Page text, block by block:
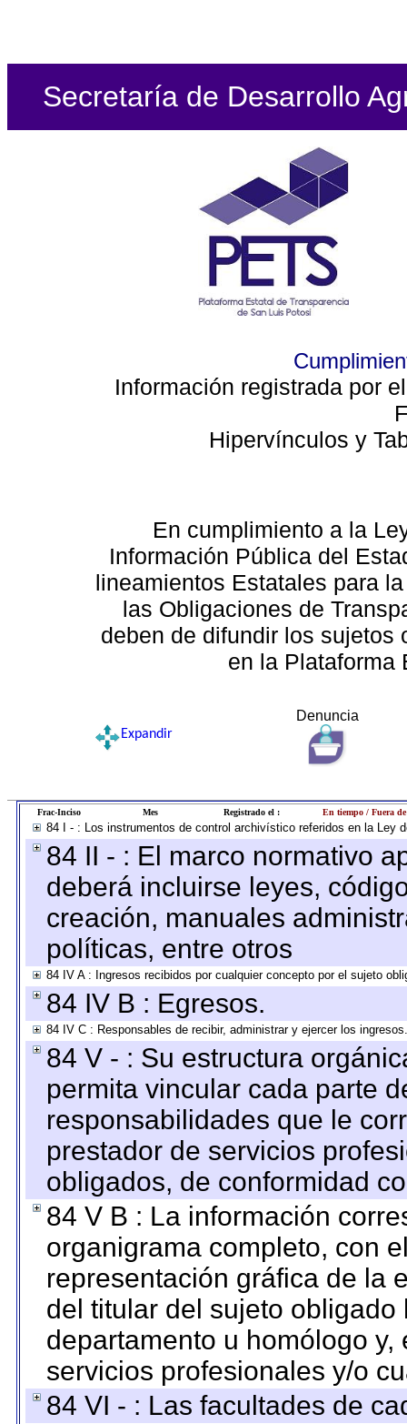
Secretaría de Desarrollo
Información registrada por
Hipervínculos y
En cumplimiento a la
Información Pública del
lineamientos Estatales para
las Obligaciones de
deben de difundir los sujetos
en la Plataforma
Denuncia
Expandir
Frac-Inciso Mes Registrado el : En tiempo / Fuera
84 I - : Los instrumentos de control archivístico referidos en la Ley
84 II - : El marco normativo
deberá incluirse leyes,
creación, manuales
políticas, entre otros
84 IV A : Ingresos recibidos por cualquier concepto por el sujeto
84 IV B : Egresos.
84 IV C : Responsables de recibir, administrar y ejercer los ingresos.
84 V - : Su estructura
permita vincular cada parte
responsabilidades que le
prestador de servicios
obligados, de conformidad
84 V B : La información
organigrama completo, con
representación gráfica de la
del titular del sujeto
departamento u homólogo
servicios profesionales y/o
84 VI - : Las facultades de